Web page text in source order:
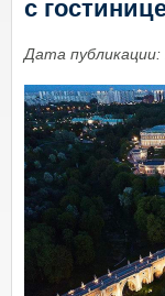
с
Дата публикации: